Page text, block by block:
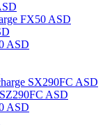
FX50 ASD
ASD
SX290FC ASD
ASD
ASD